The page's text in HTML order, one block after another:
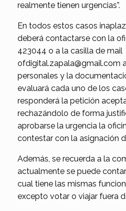
realmente tienen urgencias”.
En todos estos casos
deberá contactarse con la
423044 o a la casilla de mail
ofdigital.zapala@gmail.com
personales y la
evaluará cada uno de los
responderá la petición
rechazándolo de forma
aprobarse la urgencia la
contestar con la asignación
Además, se recuerda a la
actualmente se puede
cual tiene las mismas
excepto votar o viajar fuera